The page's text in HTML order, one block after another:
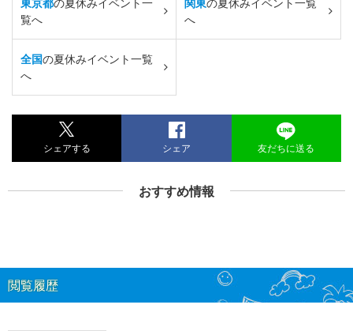
覧へ
へ
全国の夏休みイベント一覧
へ
シェアする シェア 友だちに送る
おすすめ情報
閲覧履歴